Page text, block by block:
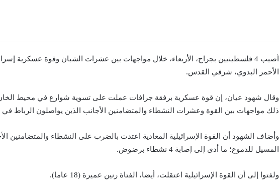
أصيب 4 فلسطينيين بجراح، الأربعاء، خلال مواجهات بين عشرات الشبان وقوة عسكرية
الأحمر البدوي، شرقي القدس.
وقال شهود عيان، إن قوة عسكرية برفقة جرافات عملت على تسوية شوارع في محيط الخان
ذلك مواجهات بين القوة وعشرات النشطاء والمتضامنين الأجانب الذين يواصلون الرباط في
وأضاف الشهود أن القوة الإسرائيلية المعادية اعتدت بالضرب على النشطاء والمتضامنين
المسيل للدموع؛ ما أدى إلى إصابة 4 نشطاء برضوض.
ولفتوا إلى أن القوة الإسرائيلية اعتقلت، أيضا، الفتاة رنين عميرة (18 عاما).